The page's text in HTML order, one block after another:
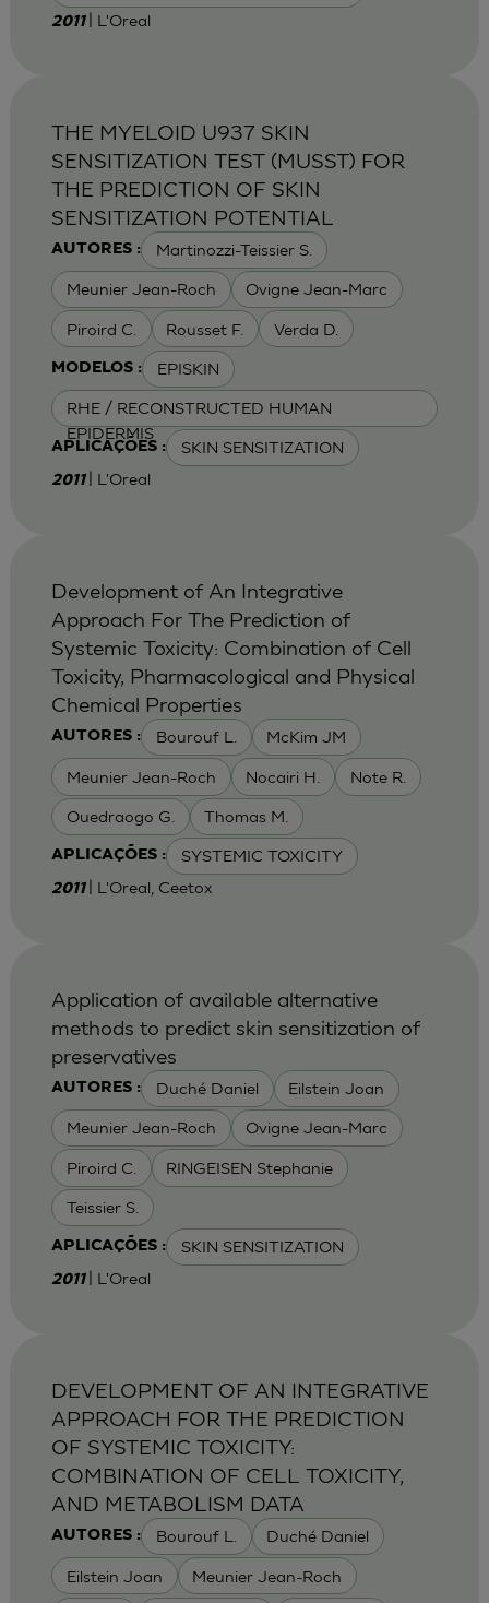
2011 | L'Oreal
AUTORES : Martinozzi-Teissier S.
Meunier Jean-Roch Ovigne Jean-Marc
Piroird C. Rousset F. Verda D.
MODELOS : EPISKIN
RHE / RECONSTRUCTED HUMAN
EPIDERMIS
APLICAÇÕES : SKIN SENSITIZATION
THE MYELOID U937 SKIN
SENSITIZATION TEST (MUSST) FOR
THE PREDICTION OF SKIN
SENSITIZATION POTENTIAL
2011 | L'Oreal
AUTORES : Bourouf L. McKim JM
Meunier Jean-Roch Nocairi H. Note R.
Ouedraogo G. Thomas M.
APLICAÇÕES : SYSTEMIC TOXICITY
Development of An Integrative
Approach For The Prediction of
Systemic Toxicity: Combination of Cell
Toxicity, Pharmacological and Physical
Chemical Properties
2011 | L'Oreal, Ceetox
AUTORES : Duché Daniel Eilstein Joan
Meunier Jean-Roch Ovigne Jean-Marc
Piroird C. RINGEISEN Stephanie
Teissier S.
APLICAÇÕES : SKIN SENSITIZATION
Application of available alternative
methods to predict skin sensitization of
preservatives
2011 | L'Oreal
AUTORES : Bourouf L. Duché Daniel
Eilstein Joan Meunier Jean-Roch
DEVELOPMENT OF AN INTEGRATIVE
APPROACH FOR THE PREDICTION
OF SYSTEMIC TOXICITY:
COMBINATION OF CELL TOXICITY,
AND METABOLISM DATA